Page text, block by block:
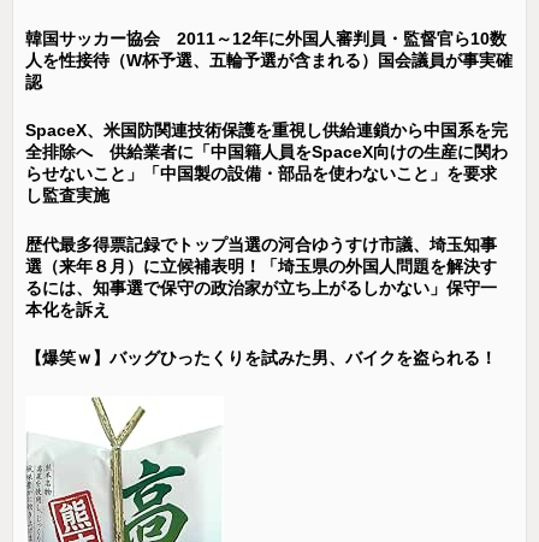
韓国サッカー協会 2011～12年に外国人審判員・監督官ら10数
人を性接待（W杯予選、五輪予選が含まれる）国会議員が事実確
認
SpaceX、米国防関連技術保護を重視し供給連鎖から中国系を完
全排除へ 供給業者に「中国籍人員をSpaceX向けの生産に関わ
らせないこと」「中国製の設備・部品を使わないこと」を要求
し監査実施
歴代最多得票記録でトップ当選の河合ゆうすけ市議、埼玉知事
選（来年８月）に立候補表明！「埼玉県の外国人問題を解決す
るには、知事選で保守の政治家が立ち上がるしかない」保守一
本化を訴え
【爆笑ｗ】バッグひったくりを試みた男、バイクを盗られる！